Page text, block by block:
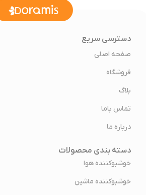
دسترسی سریع
صفحه اصلی
فروشگاه
بلاگ
تماس باما
درباره ما
دسته بندی محصولات
خوشبوکننده هوا
خوشبوکننده ماشین